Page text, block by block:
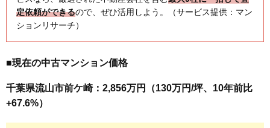
定依頼ができるので、ぜひ活用しよう。（サービス提供：マン
ションリサーチ）
■現在の中古マンション価格
千葉県流山市前ケ崎：2,856万円（130万円/坪、10年前比
+67.6%）